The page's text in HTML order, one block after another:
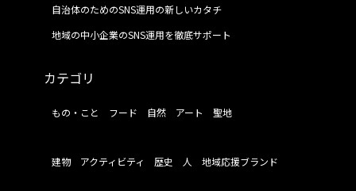
自治体のためのSNS運用の新しいカタチ
地域の中小企業のSNS運用を徹底サポート
カテゴリ
もの・こと フード 自然 アート 聖地
建物 アクティビティ 歴史 人 地域応援ブランド